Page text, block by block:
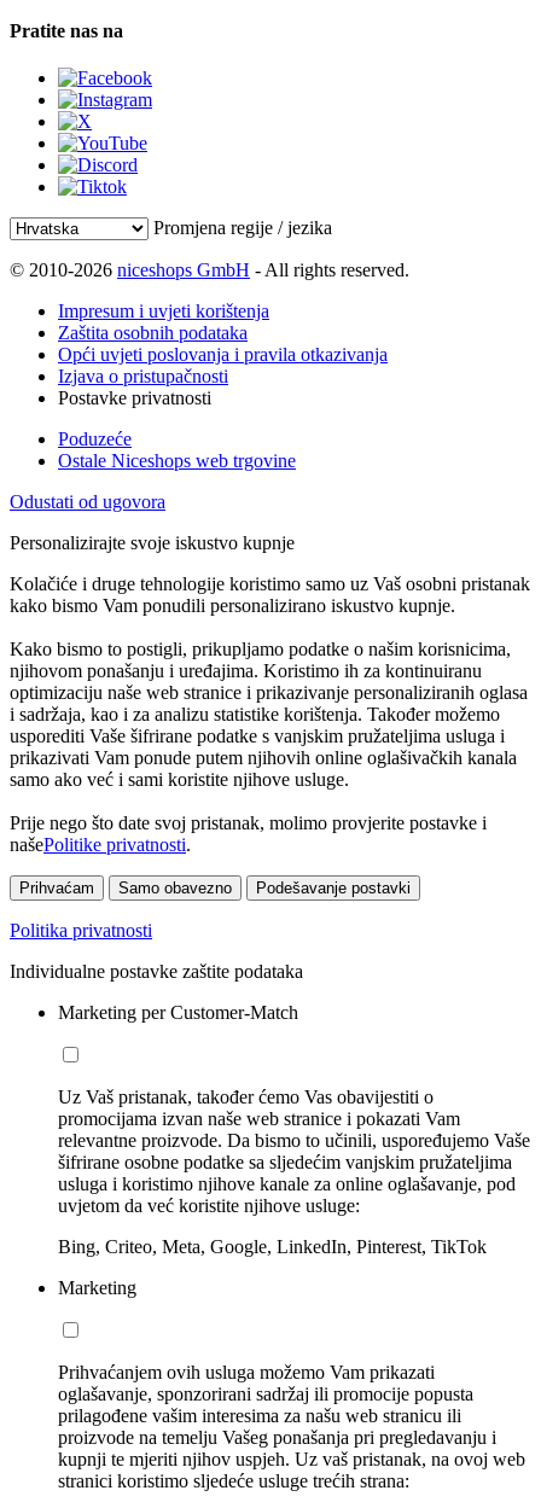
Pratite nas na
Promjena regije / jezika
© 2010-2026 niceshops GmbH - All rights reserved.
Impresum i uvjeti korištenja
Zaštita osobnih podataka
Opći uvjeti poslovanja i pravila otkazivanja
Izjava o pristupačnosti
Postavke privatnosti
Poduzeće
Ostale Niceshops web trgovine
Odustati od ugovora
Personalizirajte svoje iskustvo kupnje
Kolačiće i druge tehnologije koristimo samo uz Vaš osobni pristanak
kako bismo Vam ponudili personalizirano iskustvo kupnje.
Kako bismo to postigli, prikupljamo podatke o našim korisnicima,
njihovom ponašanju i uređajima. Koristimo ih za kontinuiranu
optimizaciju naše web stranice i prikazivanje personaliziranih oglasa
i sadržaja, kao i za analizu statistike korištenja. Također možemo
usporediti Vaše šifrirane podatke s vanjskim pružateljima usluga i
prikazivati Vam ponude putem njihovih online oglašivačkih kanala
samo ako već i sami koristite njihove usluge.
Prije nego što date svoj pristanak, molimo provjerite postavke i
našePolitike privatnosti.
Prihvaćam Samo obavezno Podešavanje postavki
Politika privatnosti
Individualne postavke zaštite podataka
Marketing per Customer-Match
Uz Vaš pristanak, također ćemo Vas obavijestiti o
promocijama izvan naše web stranice i pokazati Vam
relevantne proizvode. Da bismo to učinili, uspoređujemo Vaše
šifrirane osobne podatke sa sljedećim vanjskim pružateljima
usluga i koristimo njihove kanale za online oglašavanje, pod
uvjetom da već koristite njihove usluge:
Bing, Criteo, Meta, Google, LinkedIn, Pinterest, TikTok
Marketing
Prihvaćanjem ovih usluga možemo Vam prikazati
oglašavanje, sponzorirani sadržaj ili promocije popusta
prilagođene vašim interesima za našu web stranicu ili
proizvode na temelju Vašeg ponašanja pri pregledavanju i
kupnji te mjeriti njihov uspjeh. Uz vaš pristanak, na ovoj web
stranici koristimo sljedeće usluge trećih strana: